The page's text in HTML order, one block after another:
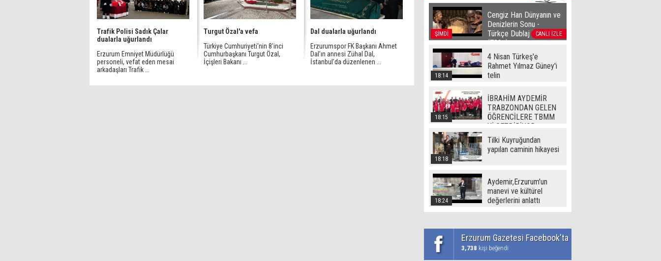
Trafik Polisi Sadık Çalar
dualarla uğurlandı
Erzurum Emniyet Müdürlüğü
personeli, vefat eden mesai
arkadaşları Trafik ...
Turgut Özal'a vefa
Türkiye Cumhuriyeti'nin 8'inci
Cumhurbaşkanı Turgut Özal,
İçişleri Bakanı ...
Dal dualarla uğurlandı
Erzurumspor FK Başkanı Ahmet
Dal’ın annesi Zühal Dal,
İstanbul’da düzenlenen ...
ŞİMDİ CANLI İZLE
Cengiz Han Dünyanın ve
Denizlerin Sonu -
Türkçe Dublaj film izle
(720p)
18:14
4 Nisan Türkeş'e
Rahmet Yılmaz Güney'i
telin
18:15
İBRAHİM AYDEMİR
TRABZONDAN GELEN
ÖĞRENCİLERE TBMM
Yİ GEZDİRİYOR
18:18
Tilki Kuyruğundan
yapılan caminin hikayesi
18:24
Aydemir,Erzurum'un
manevi ve kültürel
değerlerini anlattı
Erzurum Gazetesi Facebook'ta
3,738 kişi beğendi